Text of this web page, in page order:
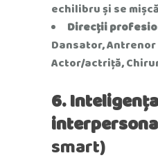
echilibru și se
Direcții
Dansator,
Actor/actriță,
6. Inteligența
smart)